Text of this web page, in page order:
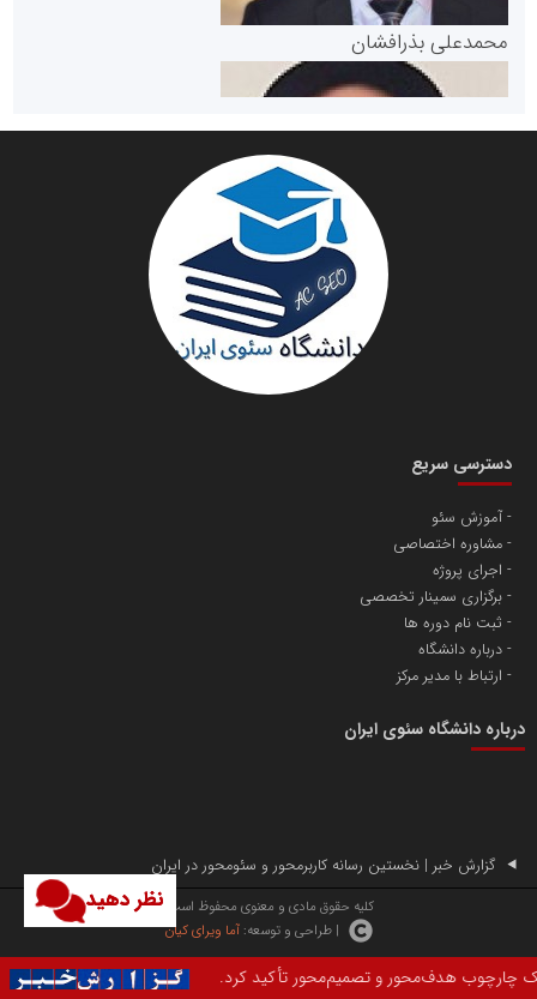
نظر دهید
پایگاه خبری گفتمان یزد
دانشگاه سئوی ایران
پایگاه اطلاع رسانی اعتلای نهادهای مردمی
سازمان صنعت،معدن و تجارت
آهن و فولاد غدیر ایرانیان
تامین آهن اسفنجی تولیدکنندگان فولاد در کشور
انتشار گسترده محتوا در رسانه گزارش خبر
محمدعلی بذرافشان
مریم حاج نوروز نظری
مسعودصادقی
دسترسی سریع
آموزش سئو
مشاوره اختصاصی
اجرای پروژه
برگزاری سمینار تخصصی
ثبت نام دوره ها
درباره دانشگاه
ارتباط با مدیر مرکز
درباره دانشگاه سئوی ایران
گزارش خبر | نخستین رسانه کاربرمحور و سئومحور در ایران
کلیه حقوق مادی و معنوی محفوظ است.
| طراحی و توسعه: آما ویرای کیان
و تصمیم‌محور تأکید کرد. در دنیای